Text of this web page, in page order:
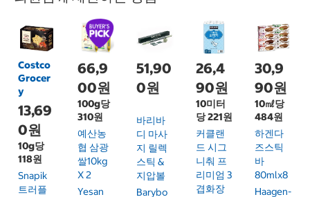
Costco
Grocer
y
13,69
0원
10g당
118원
Snapik
트러플
66,9
00원
100g당
310원
예산농
협 삼광
쌀10kg
X 2
Yesan
51,90
0원
바리바
디 마사
지 릴렉
스틱 &
지압볼
Barybo
26,4
90원
10미터
당 221원
커클랜
드 시그
니춰 프
리미엄 3
겹화장
30,9
90원
10㎖당
484원
하겐다
즈스틱
바
80mlx8
Haagen-